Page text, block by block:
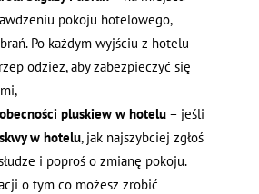
pokoju hotelowego,
Po każdym wyjściu z hotelu
odzież, aby zabezpieczyć się
obecności pluskiew w hotelu– jeśli
w hotelu, jak najszybciej zgłoś
i poproś o zmianę pokoju.
o tym co możesz zrobić